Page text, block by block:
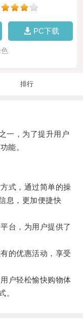
PC下载
排行
，为了提升用户
能。
式，通过简单的操
息，更加便捷快
台，为用户提供了
的优惠活动，享受
户轻松愉快购物体
。